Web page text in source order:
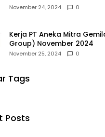
November 24, 2024 0
Kerja PT Aneka Mitra
Group) November 2024
November 25, 2024 0
Tags
Posts